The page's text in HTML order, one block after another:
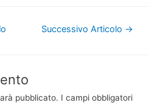
Successivo Articolo →
pubblicato. I campi obbligatori